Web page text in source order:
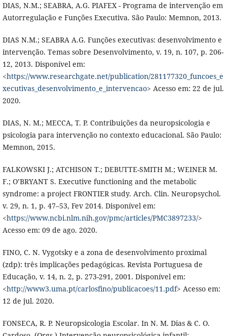
DIAS, N.M.; SEABRA, A.G. PIAFEX - Programa de intervenção em
Autorregulação e Funções Executiva. São Paulo: Memnon, 2013.
DIAS N.M.; SEABRA A.G. Funções executivas: desenvolvimento e
intervenção. Temas sobre Desenvolvimento, v. 19, n. 107, p. 206-
12, 2013. Disponível em:
<https://www.researchgate.net/publication/281177320_funcoes_e
xecutivas_desenvolvimento_e_intervencao> Acesso em: 22 de jul.
2020.
DIAS, N. M.; MECCA, T. P. Contribuições da neuropsicologia e
psicologia para intervenção no contexto educacional. São Paulo:
Memnon, 2015.
FALKOWSKI J.; ATCHISON T.; DEBUTTE-SMITH M.; WEINER M.
F.; O’BRYANT S. Executive functioning and the metabolic
syndrome: a project FRONTIER study. Arch. Clin. Neuropsychol.
v. 29, n. 1, p. 47–53, Fev 2014. Disponível em:
<https://www.ncbi.nlm.nih.gov/pmc/articles/PMC3897233/>
Acesso em: 09 de ago. 2020.
FINO, C. N. Vygotsky e a zona de desenvolvimento proximal
(zdp): três implicações pedagógicas. Revista Portuguesa de
Educação, v. 14, n. 2, p. 273-291, 2001. Disponível em:
<http://www3.uma.pt/carlosfino/publicacoes/11.pdf> Acesso em:
12 de jul. 2020.
FONSECA, R. P. Neuropsicologia Escolar. In N. M. Dias & C. O.